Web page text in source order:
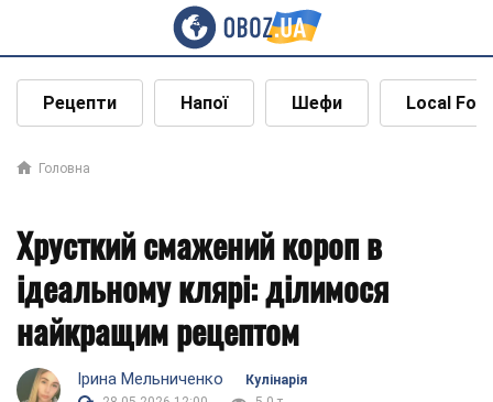
Рецепти Напої Шефи Local
Головна
Хрусткий смажений короп в
ідеальному клярі: ділимося
найкращим рецептом
Ірина Мельниченко
Кулінарія